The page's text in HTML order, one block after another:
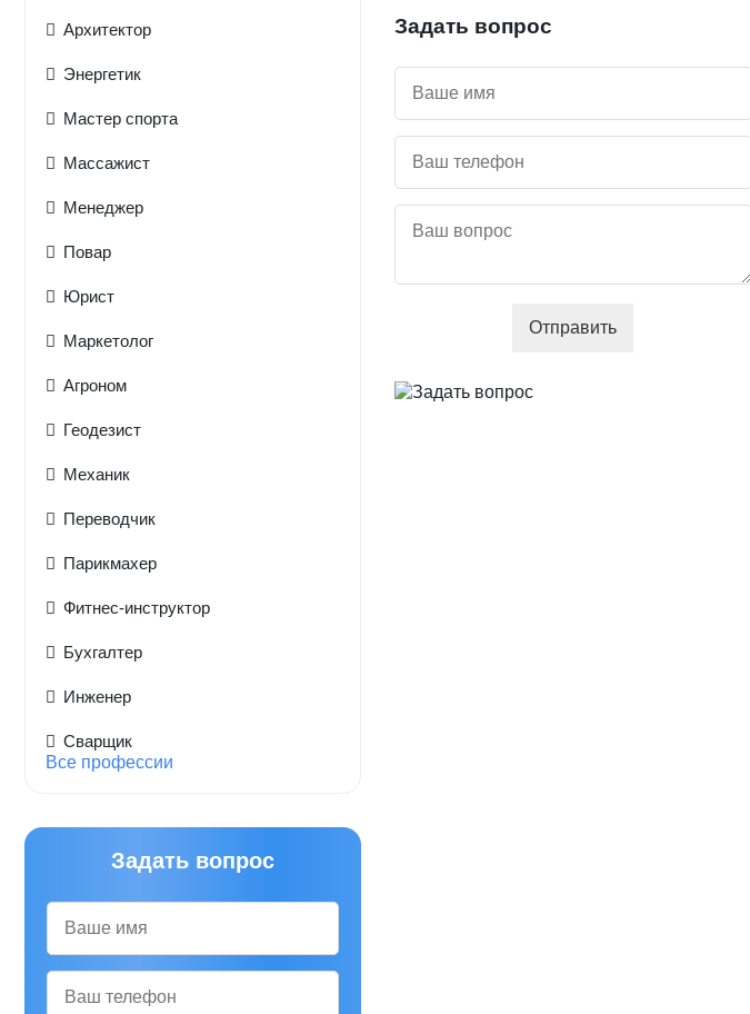
Архитектор
Энергетик
Мастер спорта
Массажист
Менеджер
Повар
Юрист
Маркетолог
Агроном
Геодезист
Механик
Переводчик
Парикмахер
Фитнес-инструктор
Бухгалтер
Инженер
Сварщик
Все профессии
Задать вопрос
Задать вопрос
Отправить